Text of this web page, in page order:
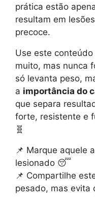
prática estão
resultam em
precoce.
Use este
muito, mas nunca
só levanta peso,
a importância do
que separa
forte, resistente e
🧬
📌 Marque aquele
lesionado 😴
📌 Compartilhe
pesado, mas evita